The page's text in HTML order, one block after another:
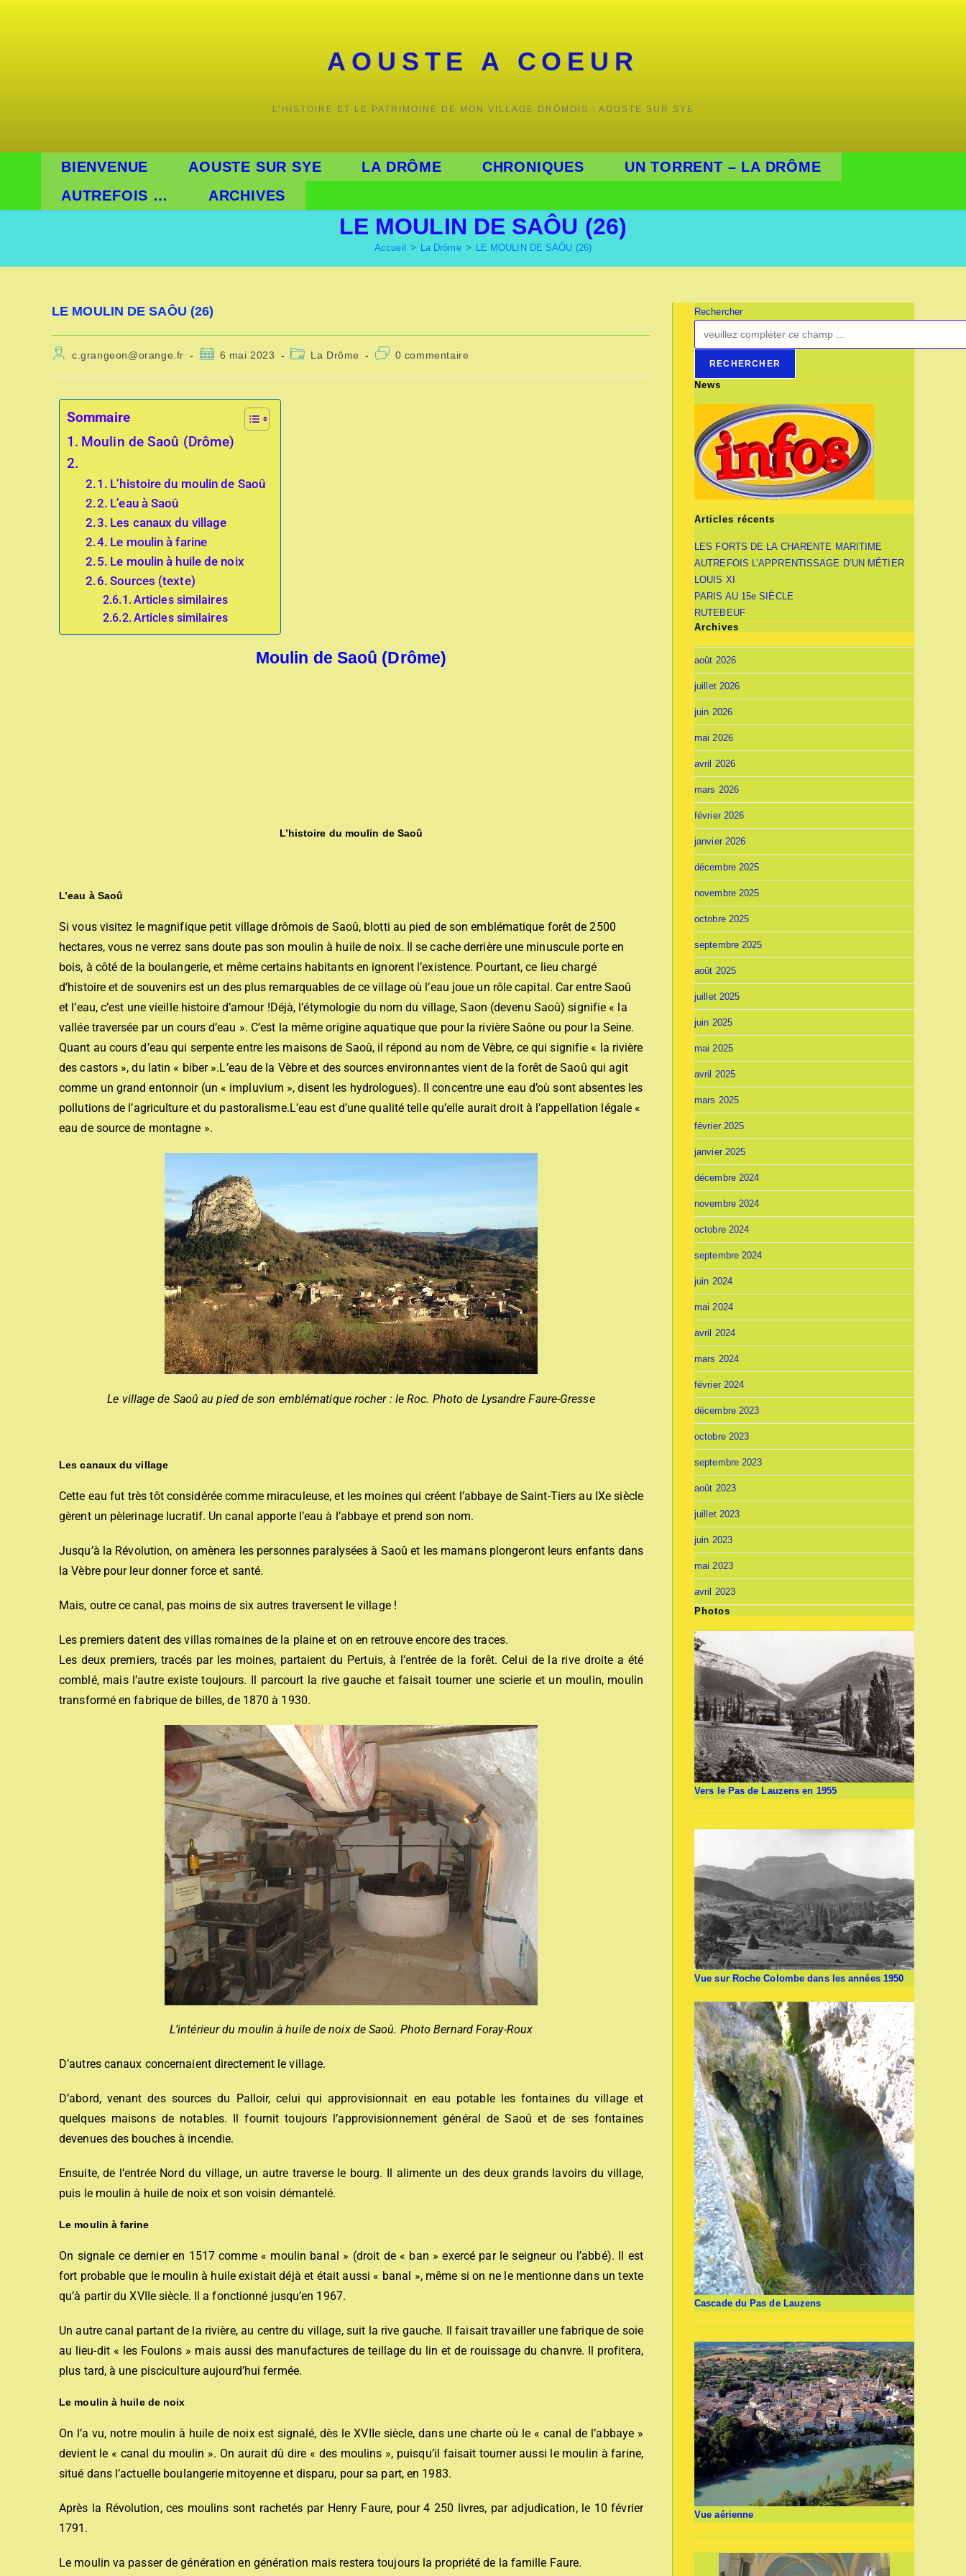
AOUSTE A COEUR
L’HISTOIRE ET LE PATRIMOINE DE MON VILLAGE DRÔMOIS : AOUSTE SUR SYE
BIENVENUE AOUSTE SUR SYE LA DRÔME CHRONIQUES
UN TORRENT – LA DRÔME
AUTREFOIS …
ARCHIVES
LE MOULIN DE SAÔU (26)
Accueil > La Drôme > LE MOULIN DE SAÔU (26)
LE MOULIN DE SAÔU (26)
c.grangeon@orange.fr 6 mai 2023 La Drôme 0 commentaire
Sommaire
Moulin de Saoû (Drôme)
L’histoire du moulin de Saoû
L’eau à Saoû
Les canaux du village
Le moulin à farine
Le moulin à huile de noix
Sources (texte)
Articles similaires
Articles similaires
Moulin de Saoû (Drôme)
L’histoire du moulin de Saoû
L’eau à Saoû
Si vous visitez le magnifique petit village drômois de Saoû, blotti au pied de son emblématique forêt de 2500
hectares, vous ne verrez sans doute pas son moulin à huile de noix. Il se cache derrière une minuscule porte en
bois, à côté de la boulangerie, et même certains habitants en ignorent l’existence. Pourtant, ce lieu chargé
d’histoire et de souvenirs est un des plus remarquables de ce village où l’eau joue un rôle capital. Car entre Saoû
et l’eau, c’est une vieille histoire d’amour !Déjà, l’étymologie du nom du village, Saon (devenu Saoû) signifie « la
vallée traversée par un cours d’eau ». C’est la même origine aquatique que pour la rivière Saône ou pour la Seine.
Quant au cours d’eau qui serpente entre les maisons de Saoû, il répond au nom de Vèbre, ce qui signifie « la rivière
des castors », du latin « biber ».L’eau de la Vèbre et des sources environnantes vient de la forêt de Saoû qui agit
comme un grand entonnoir (un « impluvium », disent les hydrologues). Il concentre une eau d’où sont absentes les
pollutions de l’agriculture et du pastoralisme.L’eau est d’une qualité telle qu’elle aurait droit à l’appellation légale «
eau de source de montagne ».
Le village de Saoû au pied de son emblématique rocher : le Roc. Photo de Lysandre Faure-Gresse
Les canaux du village
Cette eau fut très tôt considérée comme miraculeuse, et les moines qui créent l’abbaye de Saint-Tiers au IXe siècle
gèrent un pèlerinage lucratif. Un canal apporte l’eau à l’abbaye et prend son nom.
Jusqu’à la Révolution, on amènera les personnes paralysées à Saoû et les mamans plongeront leurs enfants dans
la Vèbre pour leur donner force et santé.
Mais, outre ce canal, pas moins de six autres traversent le village !
Les premiers datent des villas romaines de la plaine et on en retrouve encore des traces.
Les deux premiers, tracés par les moines, partaient du Pertuis, à l’entrée de la forêt. Celui de la rive droite a été
comblé, mais l’autre existe toujours. Il parcourt la rive gauche et faisait tourner une scierie et un moulin, moulin
transformé en fabrique de billes, de 1870 à 1930.
L’intérieur du moulin à huile de noix de Saoû. Photo Bernard Foray-Roux
D’autres canaux concernaient directement le village.
D’abord, venant des sources du Palloir, celui qui approvisionnait en eau potable les fontaines du village et
quelques maisons de notables. Il fournit toujours l’approvisionnement général de Saoû et de ses fontaines
devenues des bouches à incendie.
Ensuite, de l’entrée Nord du village, un autre traverse le bourg. Il alimente un des deux grands lavoirs du village,
puis le moulin à huile de noix et son voisin démantelé.
Le moulin à farine
On signale ce dernier en 1517 comme « moulin banal » (droit de « ban » exercé par le seigneur ou l’abbé). Il est
fort probable que le moulin à huile existait déjà et était aussi « banal », même si on ne le mentionne dans un texte
qu’à partir du XVIIe siècle. Il a fonctionné jusqu’en 1967.
Un autre canal partant de la rivière, au centre du village, suit la rive gauche. Il faisait travailler une fabrique de soie
au lieu-dit « les Foulons » mais aussi des manufactures de teillage du lin et de rouissage du chanvre. Il profitera,
plus tard, à une pisciculture aujourd’hui fermée.
Le moulin à huile de noix
On l’a vu, notre moulin à huile de noix est signalé, dès le XVIIe siècle, dans une charte où le « canal de l’abbaye »
devient le « canal du moulin ». On aurait dû dire « des moulins », puisqu’il faisait tourner aussi le moulin à farine,
situé dans l’actuelle boulangerie mitoyenne et disparu, pour sa part, en 1983.
Après la Révolution, ces moulins sont rachetés par Henry Faure, pour 4 250 livres, par adjudication, le 10 février
1791.
Le moulin va passer de génération en génération mais restera toujours la propriété de la famille Faure.
Rechercher
RECHERCHER
News
Articles récents
LES FORTS DE LA CHARENTE MARITIME
AUTREFOIS L’APPRENTISSAGE D’UN MÉTIER
LOUIS XI
PARIS AU 15e SIÈCLE
RUTEBEUF
Archives
août 2026
juillet 2026
juin 2026
mai 2026
avril 2026
mars 2026
février 2026
janvier 2026
décembre 2025
novembre 2025
octobre 2025
septembre 2025
août 2025
juillet 2025
juin 2025
mai 2025
avril 2025
mars 2025
février 2025
janvier 2025
décembre 2024
novembre 2024
octobre 2024
septembre 2024
juin 2024
mai 2024
avril 2024
mars 2024
février 2024
décembre 2023
octobre 2023
septembre 2023
août 2023
juillet 2023
juin 2023
mai 2023
avril 2023
Photos
Vers le Pas de Lauzens en 1955
Vue sur Roche Colombe dans les années 1950
Cascade du Pas de Lauzens
Vue aérienne